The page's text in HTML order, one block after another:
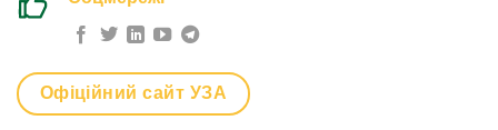
Офіційний сайт УЗА